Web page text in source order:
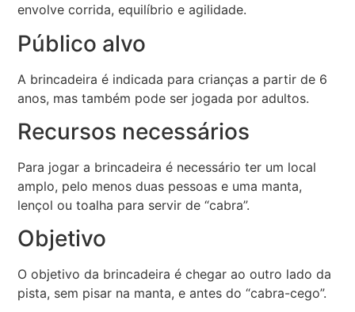
envolve corrida, equilíbrio e agilidade.
Público alvo
A brincadeira é indicada para crianças a partir de 6
anos, mas também pode ser jogada por adultos.
Recursos necessários
Para jogar a brincadeira é necessário ter um local
amplo, pelo menos duas pessoas e uma manta,
lençol ou toalha para servir de “cabra”.
Objetivo
O objetivo da brincadeira é chegar ao outro lado da
pista, sem pisar na manta, e antes do “cabra-cego”.